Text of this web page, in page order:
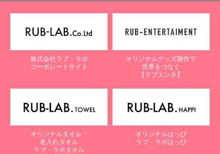
株式会社ラブ・ラボ
コーポレートサイト
オリジナルグッズ製作で
世界をつなぐ
【ラブエンタ】
オリジナルタオル・
名入れタオル
ラブ・ラボタオル
オリジナルはっぴ
ラブ・ラボはっぴ